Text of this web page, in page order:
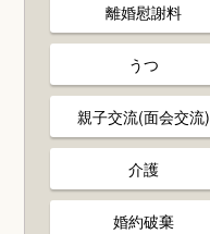
離婚慰謝料
うつ
親子交流(面会交流)
介護
婚約破棄